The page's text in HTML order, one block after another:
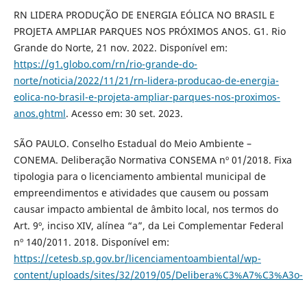
RN LIDERA PRODUÇÃO DE ENERGIA EÓLICA NO BRASIL E
PROJETA AMPLIAR PARQUES NOS PRÓXIMOS ANOS. G1. Rio
Grande do Norte, 21 nov. 2022. Disponível em:
https://g1.globo.com/rn/rio-grande-do-
norte/noticia/2022/11/21/rn-lidera-producao-de-energia-
eolica-no-brasil-e-projeta-ampliar-parques-nos-proximos-
anos.ghtml. Acesso em: 30 set. 2023.
SÃO PAULO. Conselho Estadual do Meio Ambiente –
CONEMA. Deliberação Normativa CONSEMA nº 01/2018. Fixa
tipologia para o licenciamento ambiental municipal de
empreendimentos e atividades que causem ou possam
causar impacto ambiental de âmbito local, nos termos do
Art. 9º, inciso XIV, alínea “a”, da Lei Complementar Federal
nº 140/2011. 2018. Disponível em:
https://cetesb.sp.gov.br/licenciamentoambiental/wp-
content/uploads/sites/32/2019/05/Delibera%C3%A7%C3%A3o-